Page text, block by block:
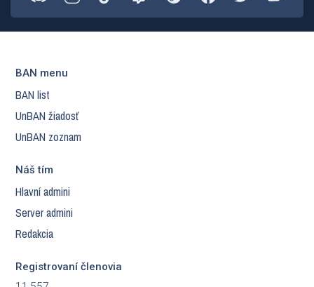
BAN menu
BAN list
UnBAN žiadosť
UnBAN zoznam
Náš tím
Hlavní admini
Server admini
Redakcia
Registrovaní členovia